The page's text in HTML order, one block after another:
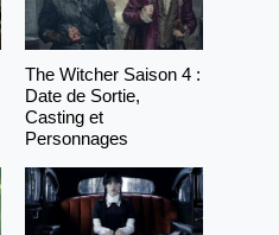
The Witcher Saison 4 :
Date de Sortie,
Casting et
Personnages